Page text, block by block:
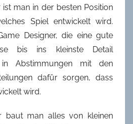
ist man in der besten Position
Spiel entwickelt wird.
Designer, die eine gute
bis ins kleinste Detail
Abstimmungen mit den
dafür sorgen, dass
wird.
baut man alles von kleinen